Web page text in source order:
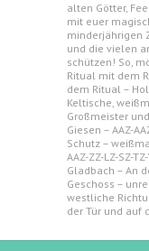
alten Götter,
mit euer
minderjährigen
und die vielen
schützen! So,
Ritual mit dem
dem Ritual –
Keltische,
Großmeister
Giesen – AAZ-
Schutz –
AAZ-ZZ-LZ-SZ-
Gladbach – An
Geschoss –
westliche
der Tür und auf